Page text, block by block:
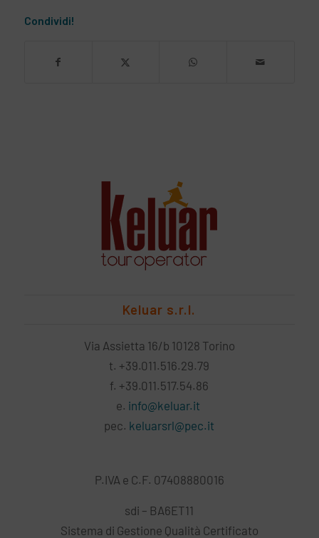
Condividi!
Keluar s.r.l.
Via Assietta 16/b 10128 Torino
t. +39.011.516.29.79
f. +39.011.517.54.86
e. info@keluar.it
pec. keluarsrl@pec.it
P.IVA e C.F. 07408880016
sdi – BA6ET11
Sistema di Gestione Qualità Certificato